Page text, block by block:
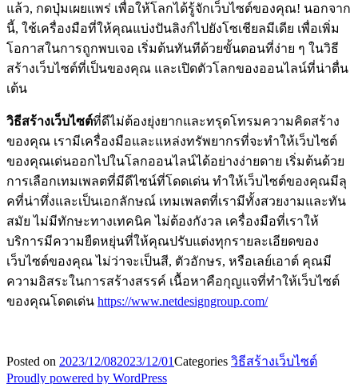
แล้ว, กดปุ่มเผยแพร่ เพื่อให้โลกได้รู้จักเว็บไซต์ของคุณ! นอกจาก
นี้, ใช้เครื่องมือที่ให้คุณแบ่งปันลิงก์ไปยังโซเชียลมีเดีย เพื่อเพิ่ม
โอกาสในการถูกพบเจอ เริ่มต้นทันทีด้วยขั้นตอนที่ง่าย ๆ ในวิธี
สร้างเว็บไซต์ที่เป็นของคุณ และเปิดตัวโลกของออนไลน์ที่น่าตื่น
เต้น
วิธีสร้างเว็บไซต์ที่ดีไม่ต้องยุ่งยากและทรุดโทรมความคิดสร้าง
ของคุณ เรามีเครื่องมือและแหล่งทรัพยากรที่จะทำให้เว็บไซต์
ของคุณเด่นออกไปในโลกออนไลน์ได้อย่างง่ายดาย เริ่มต้นด้วย
การเลือกเทมเพลตที่มีดีไซน์ที่โดดเด่น ทำให้เว็บไซต์ของคุณมีลุ
คที่น่าทึ่งและเป็นเอกลักษณ์ เทมเพลตที่เรามีทั้งสวยงามและทัน
สมัย ไม่มีทักษะทางเทคนิค ไม่ต้องกังวล เครื่องมือที่เราให้
บริการมีความยืดหยุ่นที่ให้คุณปรับแต่งทุกรายละเอียดของ
เว็บไซต์ของคุณ ไม่ว่าจะเป็นสี, ตัวอักษร, หรือเลย์เอาต์ คุณมี
ความอิสระในการสร้างสรรค์ เนื้อหาคือกุญแจที่ทำให้เว็บไซต์
ของคุณโดดเด่น https://www.netdesigngroup.com/
Posted on 2023/12/082023/12/01Categories วิธีสร้างเว็บไซต์
Proudly powered by WordPress